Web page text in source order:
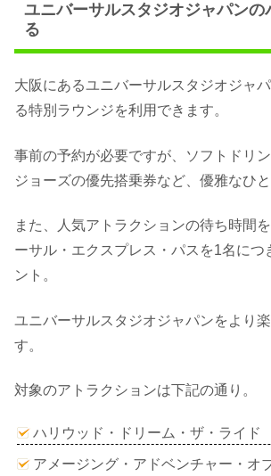
ユニバーサルスタジオジャパンの
る
大阪にあるユニバーサルスタジオジャ
る特別ラウンジを利用できます。
事前の予約が必要ですが、ソフトドリ
ジョーズの優先搭乗券など、優雅なひ
また、人気アトラクションの待ち時間
ーサル・エクスプレス・パスを1名につ
ント。
ユニバーサルスタジオジャパンをより
す。
対象のアトラクションは下記の通り。
ハリウッド・ドリーム・ザ・ライド
アメージング・アドベンチャー・オ